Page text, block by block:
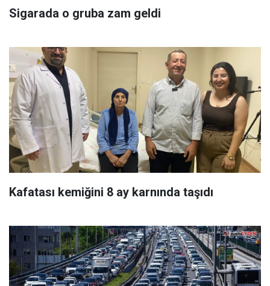
Sigarada o gruba zam geldi
Kafatası kemiğini 8 ay karnında taşıdı